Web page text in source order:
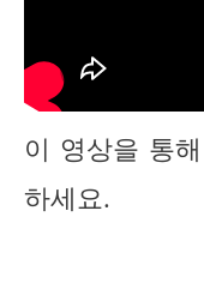
이 영상을 통
하세요.